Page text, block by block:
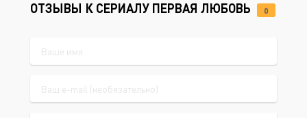
ОТЗЫВЫ К СЕРИАЛУ ПЕРВАЯ ЛЮБОВЬ 0